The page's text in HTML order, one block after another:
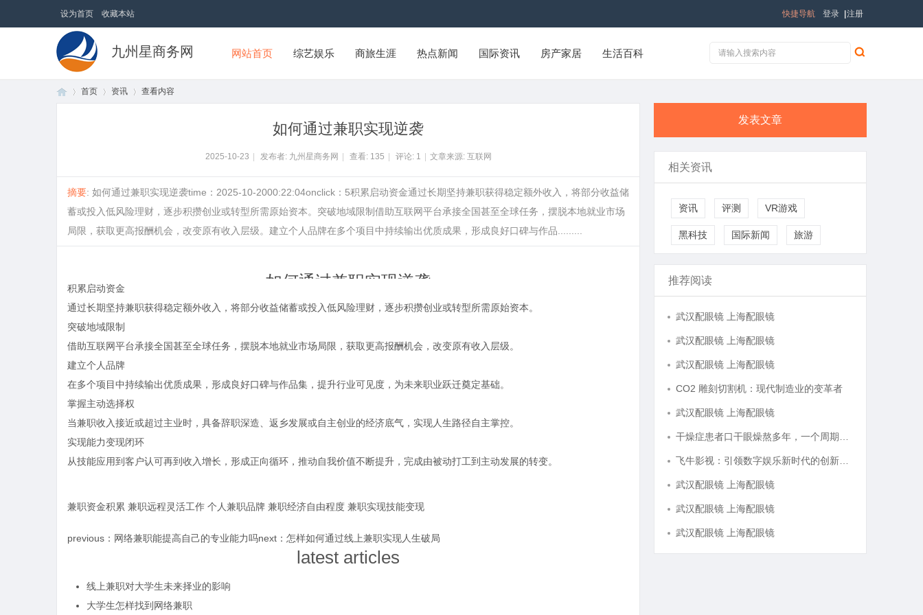
设为首页 收藏本站 登录 注册
快捷导航
九州星商务网 网站首页 综艺娱乐 商旅生涯 热点新闻 国际资讯 房产家居 生活百科
首页 资讯 查看内容
如何通过兼职实现逆袭
2025-10-23 发布者: 九州星商务网 查看: 135 评论: 1 文章来源: 互联网
摘要: 如何通过兼职实现逆袭time：2025-10-2000:22:04onclick：5积累启动资金通过长期坚持兼职获得稳定额外收入，将部分收益储
蓄或投入低风险理财，逐步积攒创业或转型所需原始资本。突破地域限制借助互联网平台承接全国甚至全球任务，摆脱本地就业市场
局限，获取更高报酬机会，改变原有收入层级。建立个人品牌在多个项目中持续输出优质成果，形成良好口碑与作品.........
如何通过兼职实现逆袭
time： 2025-10-20 00:22:04 onclick： 5
积累启动资金
通过长期坚持兼职获得稳定额外收入，将部分收益储蓄或投入低风险理财，逐步积攒创业或转型所需原始资本。
突破地域限制
借助互联网平台承接全国甚至全球任务，摆脱本地就业市场局限，获取更高报酬机会，改变原有收入层级。
建立个人品牌
在多个项目中持续输出优质成果，形成良好口碑与作品集，提升行业可见度，为未来职业跃迁奠定基础。
掌握主动选择权
当兼职收入接近或超过主业时，具备辞职深造、返乡发展或自主创业的经济底气，实现人生路径自主掌控。
实现能力变现闭环
从技能应用到客户认可再到收入增长，形成正向循环，推动自我价值不断提升，完成由被动打工到主动发展的转变。
兼职资金积累 兼职远程灵活工作 个人兼职品牌 兼职经济自由程度 兼职实现技能变现
previous： 网络兼职能提高自己的专业能力吗next： 怎样如何通过线上兼职实现人生破局
latest articles
线上兼职对大学生未来择业的影响
大学生怎样找到网络兼职
发表文章
相关资讯
资讯 评测 VR游戏
黑科技 国际新闻 旅游
推荐阅读
武汉配眼镜 上海配眼镜
武汉配眼镜 上海配眼镜
武汉配眼镜 上海配眼镜
CO2 雕刻切割机：现代制造业的变革者
武汉配眼镜 上海配眼镜
武汉配眼镜 上海配眼镜
武汉配眼镜 上海配眼镜
武汉配眼镜 上海配眼镜